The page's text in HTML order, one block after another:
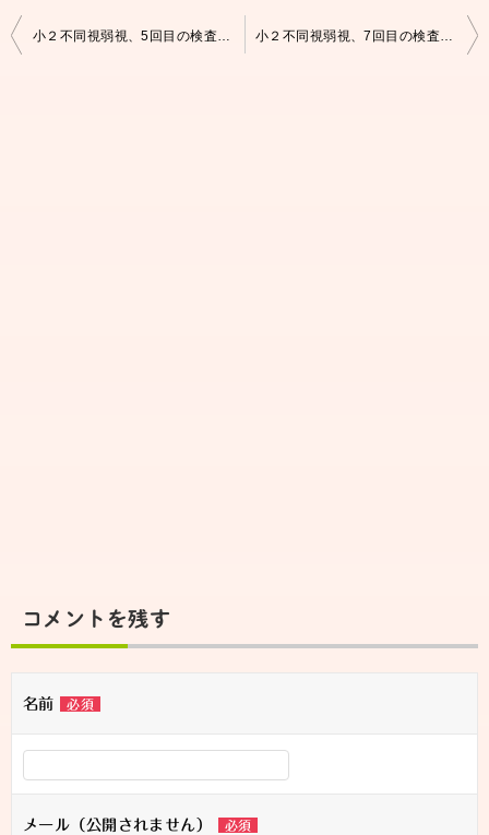
投
小２不同視弱視、5回目の検査結果 小２不同視弱視、7回目の検査結果
コメントを残す
名前 必須
メール（公開されません） 必須